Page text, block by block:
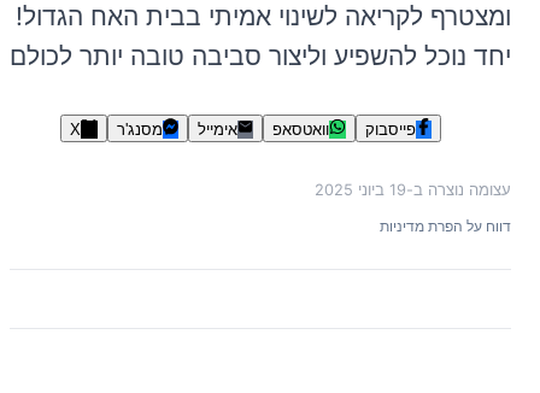
ומצטרף לקריאה לשינוי אמיתי בבית האח הגדול!
יחד נוכל להשפיע וליצור סביבה טובה יותר לכולם.
פייסבוק וואטסאפ אימייל מסנג'ר X
עצומה נוצרה ב-19 ביוני 2025
דווח על הפרת מדיניות